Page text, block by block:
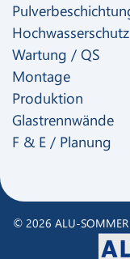
Hochwasserschutz
Wartung / QS
Montage
Produktion
Glastrennwände
F & E / Planung
© 2026 ALU-